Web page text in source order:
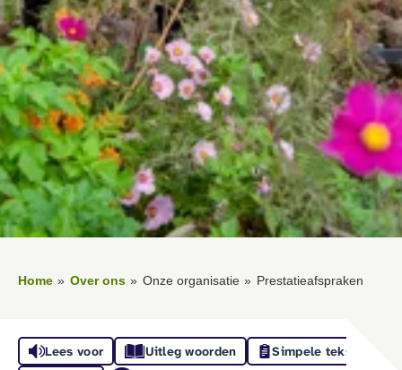
Home Over ons Onze organisatie Prestatieafspraken
Lees voor Uitleg woorden
Simpele tekst